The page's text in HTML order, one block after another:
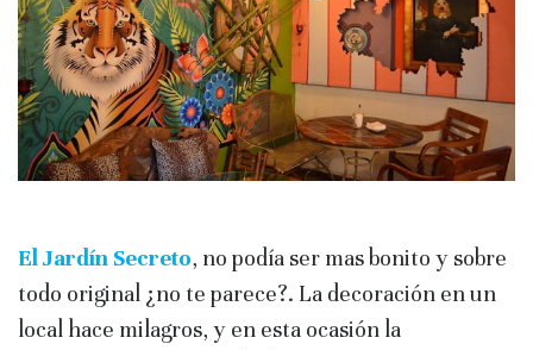
El Jardín Secreto, no podía ser mas bonito y sobre
todo original ¿no te parece?. La decoración en un
local hace milagros, y en esta ocasión la